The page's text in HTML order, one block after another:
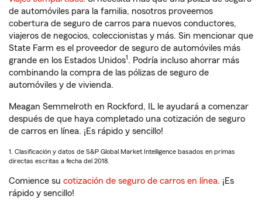
de automóviles para la familia, nosotros proveemos
cobertura de seguro de carros para nuevos conductores,
viajeros de negocios, coleccionistas y más. Sin mencionar que
State Farm es el proveedor de seguro de automóviles más
grande en los Estados Unidos1 . Podría incluso ahorrar más
combinando la compra de las pólizas de seguro de
automóviles y de vivienda.
Meagan Semmelroth en Rockford, IL le ayudará a comenzar
después de que haya completado una cotización de seguro
de carros en línea. ¡Es rápido y sencillo!
1. Clasificación y datos de S&P Global Market Intelligence basados en primas
directas escritas a fecha del 2018.
Comience su cotización de seguro de carros en línea. ¡Es
rápido y sencillo!